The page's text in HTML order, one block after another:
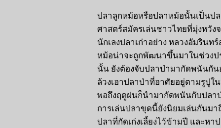
ปลาลูกหม้อหรือปลาหม้อนั้นเป็น
ศาสตร์สมัครเล่นชาวไทยที่มุ่งหวัง
นักเลงปลาเก่าอย่าง หลวงอัมริน
หม้อน่าจะถูกพัฒนาขึ้นมาในช่วงป
นั้น ยังต้องจับปลาป่ามากัดพนันกัน
ล้วงเอาปลาป่าที่อาศัยอยู่ตามรูปูใ
พอถึงฤดูฝนก็นำมากัดพนันกับปลา
การเล่นปลาขุดนี้ยังนิยมเล่นกันมา
ปลาที่กัดเก่งเลี้ยงไว้ข้ามปี และห